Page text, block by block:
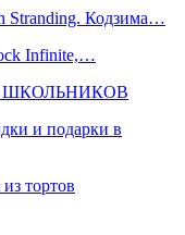
Stranding. Кодзима…
Infinite,…
ШКОЛЬНИКОВ
и подарки в
тортов